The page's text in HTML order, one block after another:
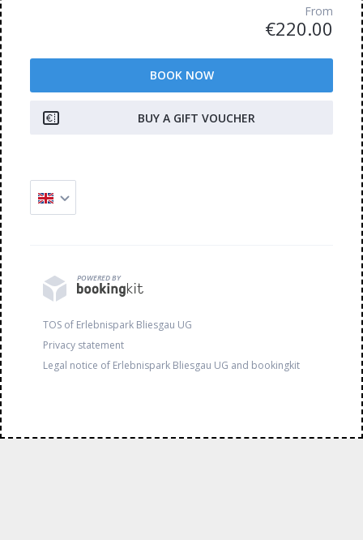
From
€220.00
BOOK NOW
BUY A GIFT VOUCHER
POWERED BY
TOS of Erlebnispark Bliesgau UG
Privacy statement
Legal notice of Erlebnispark Bliesgau UG and bookingkit